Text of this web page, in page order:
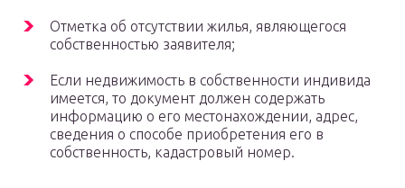
Отметка об отсутствии жилья, являющегося
собственностью заявителя;
Если недвижимость в собственности индивида
имеется, то документ должен содержать
информацию о его местонахождении, адрес,
сведения о способе приобретения его в
собственность, кадастровый номер.